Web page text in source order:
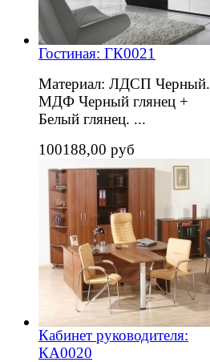
Гостиная: ГК0021
Материал: ЛДСП Черный.
МДФ Черный глянец +
Белый глянец. ...
100188,00 руб
Кабинет руководителя:
КА0020